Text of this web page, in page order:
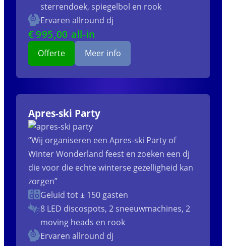
sterrendoek, spiegelbol en rook
Ervaren allround dj
€995,00 all-in
Offerte Meer info
Apres-ski Party
“Wij organiseren een Apres-ski Party of
Winter Wonderland feest en zoeken een dj
die voor die echte winterse gezelligheid kan
zorgen”
Geluid tot ± 150 gasten
8 LED discospots, 2 sneeuwmachines, 2
moving heads en rook
Ervaren allround dj